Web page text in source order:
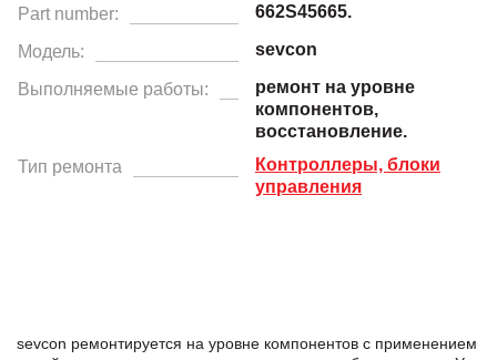
Part number: 662S45665.
Модель: sevcon
Выполняемые работы:
ремонт на уровне
компонентов,
восстановление.
Тип ремонта
Контроллеры, блоки
управления
sevcon ремонтируется на уровне компонентов с применением